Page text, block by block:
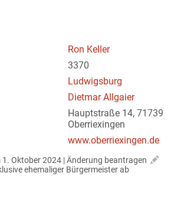
Ron Keller
3370
Ludwigsburg
Dietmar Allgaier
Hauptstraße 14, 71739
Oberriexingen
www.oberriexingen.de
Oktober 2024 | Änderung beantragen
ehemaliger Bürgermeister ab